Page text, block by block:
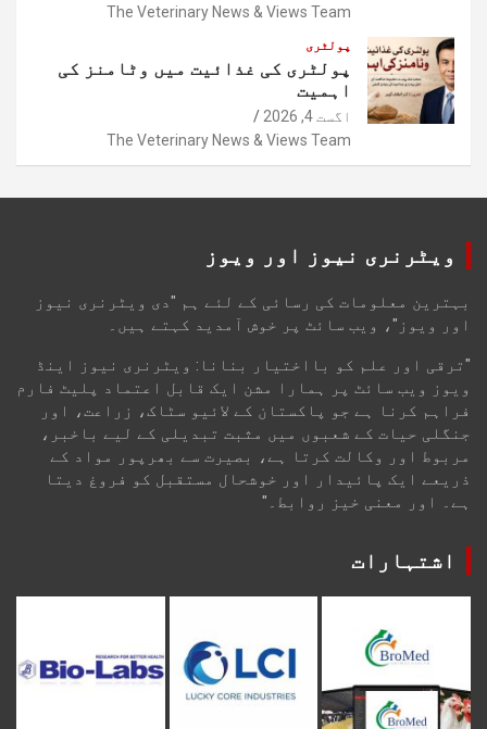
The Veterinary News & Views Team
پولٹری
پولٹری کی غذائیت میں وٹامنز کی
اہمیت
اگست 4, 2026
The Veterinary News & Views Team
ویٹرنری نیوز اور ویوز
بہترین معلومات کی رسائی کے لئے ہم "دی ویٹرنری نیوز
اور ویوز"، ویب سائٹ پر خوش آمدید کہتے ہیں۔
"ترقی اور علم کو بااختیار بنانا: ویٹرنری نیوز اینڈ
ویوز ویب سائٹ پر ہمارا مشن ایک قابل اعتماد پلیٹ فارم
فراہم کرنا ہے جو پاکستان کے لائیو سٹاک، زراعت، اور
جنگلی حیات کے شعبوں میں مثبت تبدیلی کے لیے باخبر،
مربوط اور وکالت کرتا ہے، بصیرت سے بھرپور مواد کے
ذریعے ایک پائیدار اور خوشحال مستقبل کو فروغ دیتا
ہے۔ اور معنی خیز روابط۔"
اشتہارات